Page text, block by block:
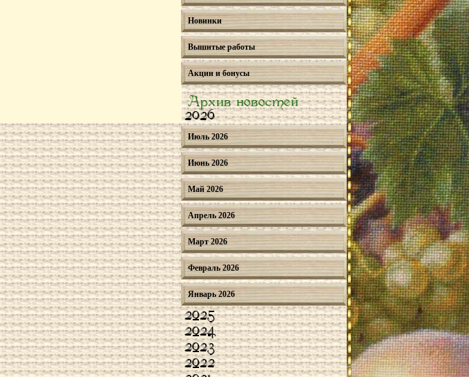
Новинки
Вышитые работы
Акции и бонусы
Архив новостей
2026
Июль 2026
Июнь 2026
Май 2026
Апрель 2026
Март 2026
Февраль 2026
Январь 2026
2025
2024
2023
2022